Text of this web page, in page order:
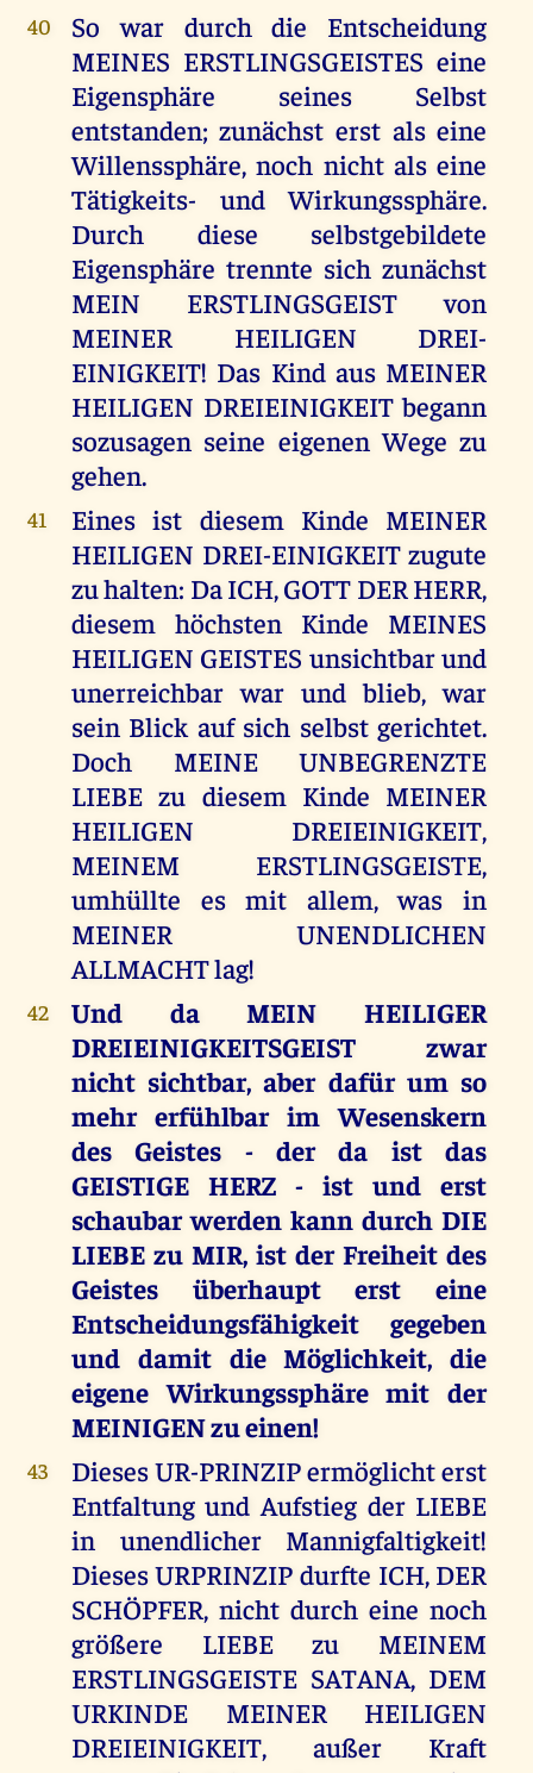
40
So war durch die Entscheidung
MEINES ERSTLINGSGEISTES eine
Eigensphäre seines Selbst
entstanden; zunächst erst als eine
Willenssphäre, noch nicht als eine
Tätigkeits- und Wirkungssphäre.
Durch diese selbstgebildete
Eigensphäre trennte sich zunächst
MEIN ERSTLINGSGEIST von
MEINER HEILIGEN DREI-
EINIGKEIT! Das Kind aus MEINER
HEILIGEN DREIEINIGKEIT begann
sozusagen seine eigenen Wege zu
gehen.
41
Eines ist diesem Kinde MEINER
HEILIGEN DREI-EINIGKEIT zugute
zu halten: Da ICH, GOTT DER HERR,
diesem höchsten Kinde MEINES
HEILIGEN GEISTES unsichtbar und
unerreichbar war und blieb, war
sein Blick auf sich selbst gerichtet.
Doch MEINE UNBEGRENZTE
LIEBE zu diesem Kinde MEINER
HEILIGEN DREIEINIGKEIT,
MEINEM ERSTLINGSGEISTE,
umhüllte es mit allem, was in
MEINER UNENDLICHEN
ALLMACHT lag!
42
Und da MEIN HEILIGER
DREIEINIGKEITSGEIST zwar
nicht sichtbar, aber dafür um so
mehr erfühlbar im Wesenskern
des Geistes - der da ist das
GEISTIGE HERZ - ist und erst
schaubar werden kann durch DIE
LIEBE zu MIR, ist der Freiheit des
Geistes überhaupt erst eine
Entscheidungsfähigkeit gegeben
und damit die Möglichkeit, die
eigene Wirkungssphäre mit der
MEINIGEN zu einen!
43
Dieses UR-PRINZIP ermöglicht erst
Entfaltung und Aufstieg der LIEBE
in unendlicher Mannigfaltigkeit!
Dieses URPRINZIP durfte ICH, DER
SCHÖPFER, nicht durch eine noch
größere LIEBE zu MEINEM
ERSTLINGSGEISTE SATANA, DEM
URKINDE MEINER HEILIGEN
DREIEINIGKEIT, außer Kraft